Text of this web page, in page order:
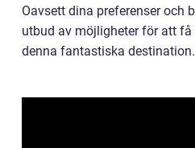
Oavsett dina preferenser och
utbud av möjligheter för att få
denna fantastiska destination.